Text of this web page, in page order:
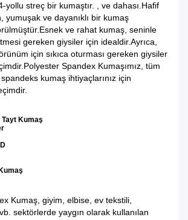
yollu streç bir kumaştır. , ve dahası.Hafif
yumuşak ve dayanıklı bir kumaş
ve rahat kumaş, seninle
gereken giysiler için idealdir.Ayrıca,
için sıkıca oturması gereken giysiler
Spandex Kumaşımız, tüm
kumaş ihtiyaçlarınız için
Kumaş
Kumaş, giyim, elbise, ev tekstili,
sektörlerde yaygın olarak kullanılan